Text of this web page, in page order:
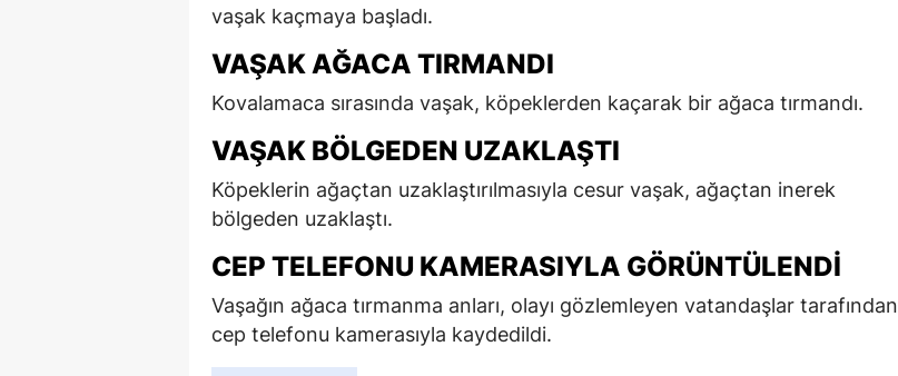
vaşak kaçmaya başladı.
VAŞAK AĞACA TIRMANDI
Kovalamaca sırasında vaşak, köpeklerden kaçarak bir ağaca tırmandı.
VAŞAK BÖLGEDEN UZAKLAŞTI
Köpeklerin ağaçtan uzaklaştırılmasıyla cesur vaşak, ağaçtan inerek
bölgeden uzaklaştı.
CEP TELEFONU KAMERASIYLA GÖRÜNTÜLENDI
Vaşağın ağaca tırmanma anları, olayı gözlemleyen vatandaşlar tarafından
cep telefonu kamerasıyla kaydedildi.